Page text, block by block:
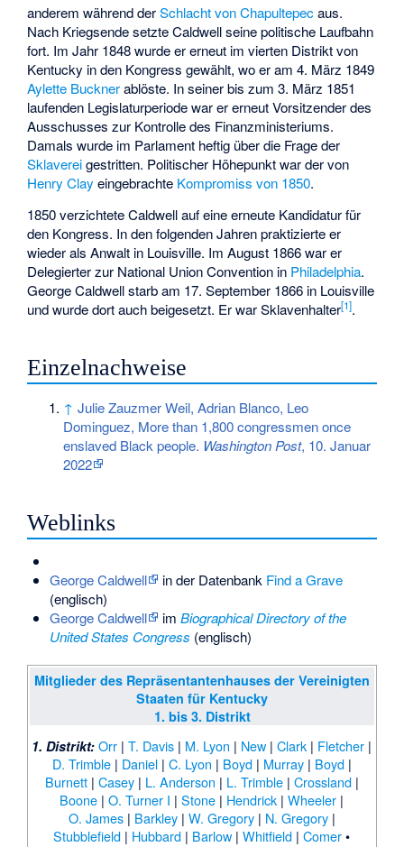
anderem während derSchlacht von Chapultepecaus.
Nach Kriegsende setzte Caldwell seine politische Laufbahn
fort. Im Jahr 1848 wurde er erneut im vierten Distrikt von
Kentucky in den Kongress gewählt, wo er am 4. März 1849
Aylette Bucknerablöste. In seiner bis zum 3. März 1851
laufenden Legislaturperiode war er erneut Vorsitzender des
Ausschusses zur Kontrolle des Finanzministeriums.
Damals wurde im Parlament heftig über die Frage der
Sklavereigestritten. Politischer Höhepunkt war der von
Henry Clay eingebrachte Kompromiss von 1850.
1850 verzichtete Caldwell auf eine erneute Kandidatur für
den Kongress. In den folgenden Jahren praktizierte er
wieder als Anwalt in Louisville. Im August 1866 war er
Delegierter zur National Union Convention in Philadelphia.
George Caldwell starb am 17. September 1866 in Louisville
und wurde dort auch beigesetzt. Er war Sklavenhalter[1].
Einzelnachweise
↑ Julie Zauzmer Weil, Adrian Blanco, Leo
Dominguez, More than 1,800 congressmen once
enslaved Black people. Washington Post, 10. Januar
2022
Weblinks
George Caldwell in der Datenbank Find a Grave
(englisch)
George Caldwell
im Biographical Directory of the
United States Congress (englisch)
Mitglieder des Repräsentantenhauses der Vereinigten
Staaten für Kentucky
1. bis 3. Distrikt
1. Distrikt: Orr |T. Davis | M. Lyon | New |Clark | Fletcher |
D. Trimble| Daniel| C. Lyon | Boyd| Murray| Boyd|
Burnett| Casey| L. Anderson | L. Trimble| Crossland|
Boone |O. Turner I |Stone | Hendrick |Wheeler |
O. James| Barkley| W. Gregory| N. Gregory|
Stubblefield | Hubbard | Barlow |Whitfield |Comer•